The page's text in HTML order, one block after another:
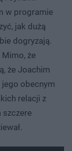
w programie
jak dużą
dogryzają.
że
że Joachim
jego obecnym
relacji z
szczere